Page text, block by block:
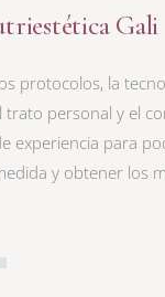
Gali
protocolos, la
trato personal y el
experiencia para
y obtener los